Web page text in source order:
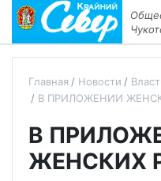
Главная Новости
В ПРИЛОЖЕНИИ
В
ЖЕНСКИХ